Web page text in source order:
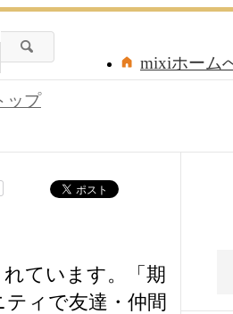
mixiホーム
ップ
れています。「期
ィで友達・仲間